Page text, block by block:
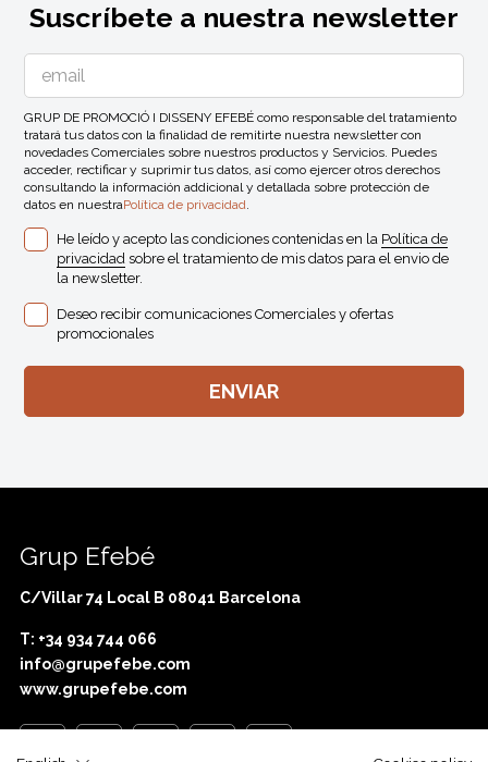
Suscríbete a nuestra newsletter
GRUP DE PROMOCIÓ I DISSENY EFEBÉ como responsable del tratamiento
tratará tus datos con la finalidad de remitirte nuestra newsletter con
novedades Comerciales sobre nuestros productos y Servicios. Puedes
acceder, rectificar y suprimir tus datos, así como ejercer otros derechos
consultando la información addicional y detallada sobre protección de
datos en nuestraPolítica de privacidad.
He leído y acepto las condiciones contenidas en la Política de
privacidad sobre el tratamiento de mis datos para el envio de
la newsletter.
Deseo recibir comunicaciones Comerciales y ofertas
promocionales
Grup Efebé
C/Villar 74 Local B 08041 Barcelona
T: +34 934 744 066
info@grupefebe.com
www.grupefebe.com